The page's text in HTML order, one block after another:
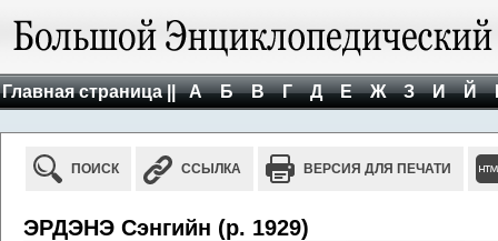
Главная страница || А Б В Г Д Е Ж З И Й
ПОИСК ССЫЛКА ВЕРСИЯ ДЛЯ ПЕЧАТИ
ЭРДЭНЭ Сэнгийн (р. 1929)